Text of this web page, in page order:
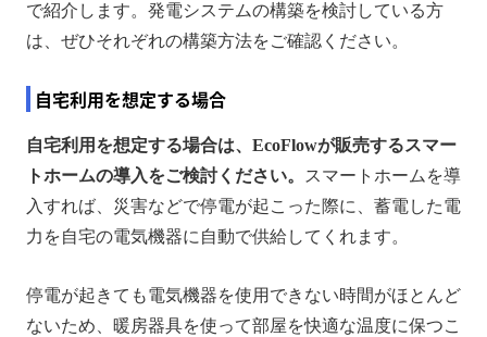
で紹介します。発電システムの構築を検討している方
は、ぜひそれぞれの構築方法をご確認ください。
自宅利用を想定する場合
自宅利用を想定する場合は、EcoFlowが販売するスマー
トホームの導入をご検討ください。
スマートホームを導
入すれば、災害などで停電が起こった際に、蓄電した電
力を自宅の電気機器に自動で供給してくれます。
停電が起きても電気機器を使用できない時間がほとんど
ないため、暖房器具を使って部屋を快適な温度に保つこ